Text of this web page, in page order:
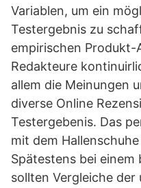
Variablen, um ein
Testergebnis zu
empirischen Produkt-
Redakteure
allem die Meinungen
diverse Online
Testergebenis. Das
mit dem
Spätestens bei
sollten Vergleiche